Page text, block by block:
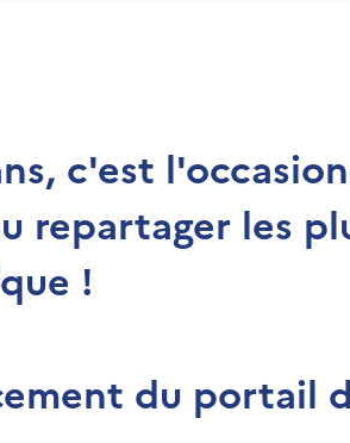
c'est
repartager les
!
du portail